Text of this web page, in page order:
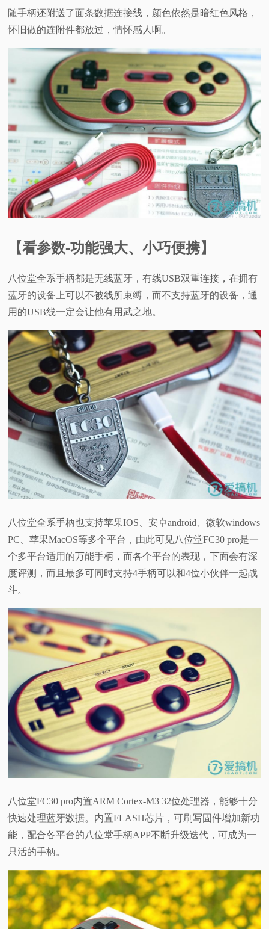
随手柄还附送了面条数据连接线，颜色依然是暗红色风格，
怀旧做的连附件都放过，情怀感人啊。
【看参数-功能强大、小巧便携】
八位堂全系手柄都是无线蓝牙，有线USB双重连接，在拥有
蓝牙的设备上可以不被线所束缚，而不支持蓝牙的设备，通
用的USB线一定会让他有用武之地。
八位堂全系手柄也支持苹果IOS、安卓android、微软windows
PC、苹果MacOS等多个平台，由此可见八位堂FC30 pro是一
个多平台适用的万能手柄，而各个平台的表现，下面会有深
度评测，而且最多可同时支持4手柄可以和4位小伙伴一起战
斗。
八位堂FC30 pro内置ARM Cortex-M3 32位处理器，能够十分
快速处理蓝牙数据。内置FLASH芯片，可刷写固件增加新功
能，配合各平台的八位堂手柄APP不断升级迭代，可成为一
只活的手柄。